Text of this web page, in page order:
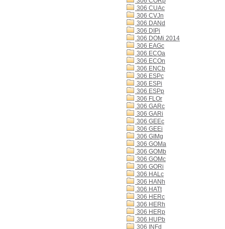
306 CUAc
306 CVJn
306 DANd
306 DIPi
306 DOMi 2014
306 EAGc
306 ECOa
306 ECOn
306 ENCb
306 ESPc
306 ESPi
306 ESPp
306 FLOr
306 GARc
306 GARi
306 GEEc
306 GEEi
306 GIMg
306 GOMa
306 GOMb
306 GOMc
306 GORi
306 HALc
306 HANh
306 HATt
306 HERc
306 HERh
306 HERp
306 HUPb
306 INFd